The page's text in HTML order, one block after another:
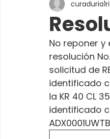
No reponer
resolución
solicitud de
identificado
la KR 40 CL
identificado